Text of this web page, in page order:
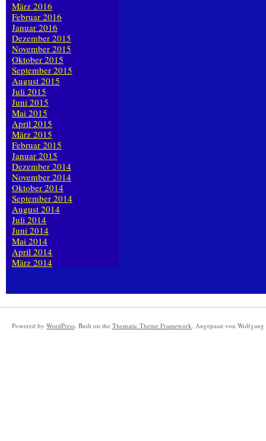
März 2016
Februar 2016
Januar 2016
Dezember 2015
November 2015
Oktober 2015
September 2015
August 2015
Juli 2015
Juni 2015
Mai 2015
April 2015
März 2015
Februar 2015
Januar 2015
Dezember 2014
November 2014
Oktober 2014
September 2014
August 2014
Juli 2014
Juni 2014
Mai 2014
April 2014
März 2014
Powered by WordPress. Built on the Thematic Theme Framework. Angepasst von